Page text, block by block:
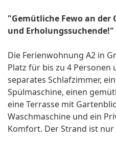
"Gemütliche Fewo an der
und Erholungssuchende!"
Die Ferienwohnung A2 in
Platz für bis zu 4
separates Schlafzimmer,
Spülmaschine, einen
eine Terrasse mit
Waschmaschine und ein
Komfort. Der Strand ist